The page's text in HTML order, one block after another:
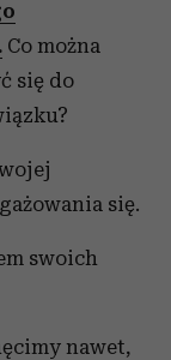
Co można
się do
się.
swoich
nawet,